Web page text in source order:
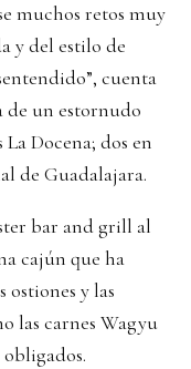
muchos retos muy
y del estilo de
cuenta
de un estornudo
Docena; dos en
de Guadalajara.
bar and grill al
cajún que ha
y las
las carnes Wagyu